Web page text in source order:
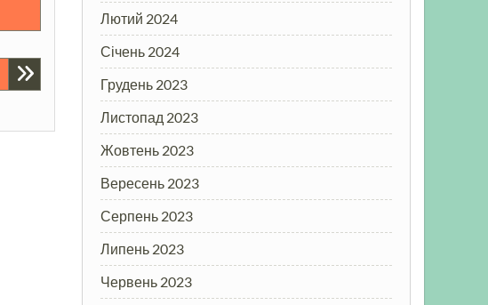
Лютий 2024
Січень 2024
Грудень 2023
Листопад 2023
Жовтень 2023
Вересень 2023
Серпень 2023
Липень 2023
Червень 2023